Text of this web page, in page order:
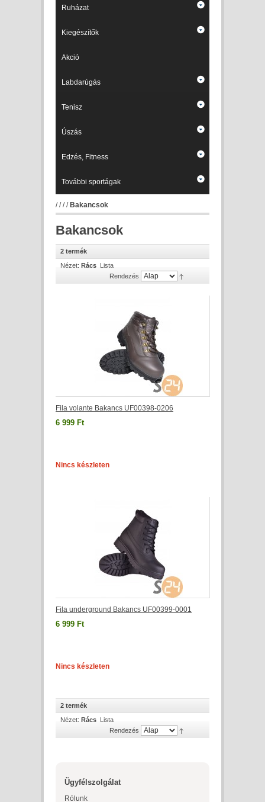
Ruházat
Kiegészítők
Akció
Labdarúgás
Tenisz
Úszás
Edzés, Fitness
További sportágak
//// Bakancsok
Bakancsok
2 termék
Nézet: Rács Lista
Rendezés
Fila volante Bakancs UF00398-0206
6 999 Ft
Nincs készleten
Fila underground Bakancs UF00399-0001
6 999 Ft
Nincs készleten
2 termék
Nézet: Rács Lista
Rendezés
Ügyfélszolgálat
Rólunk